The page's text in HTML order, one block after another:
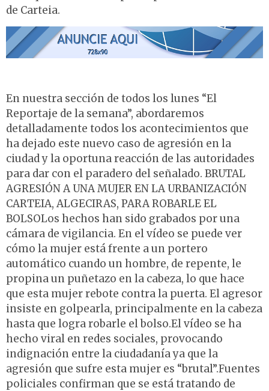
de Carteia.
En nuestra sección de todos los lunes “El
Reportaje de la semana”, abordaremos
detalladamente todos los acontecimientos que
ha dejado este nuevo caso de agresión en la
ciudad y la oportuna reacción de las autoridades
para dar con el paradero del señalado. BRUTAL
AGRESIÓN A UNA MUJER EN LA URBANIZACIÓN
CARTEIA, ALGECIRAS, PARA ROBARLE EL
BOLSOLos hechos han sido grabados por una
cámara de vigilancia. En el vídeo se puede ver
cómo la mujer está frente a un portero
automático cuando un hombre, de repente, le
propina un puñetazo en la cabeza, lo que hace
que esta mujer rebote contra la puerta. El agresor
insiste en golpearla, principalmente en la cabeza
hasta que logra robarle el bolso.El vídeo se ha
hecho viral en redes sociales, provocando
indignación entre la ciudadanía ya que la
agresión que sufre esta mujer es “brutal”.Fuentes
policiales confirman que se está tratando de